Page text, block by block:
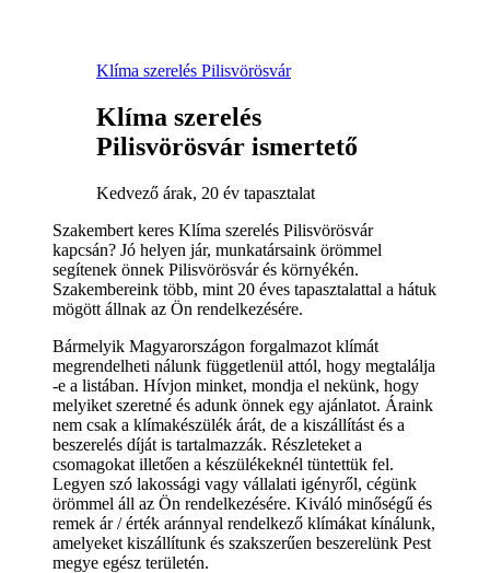
Klíma szerelés Pilisvörösvár
Klíma szerelés
Pilisvörösvár ismertető
Kedvező árak, 20 év tapasztalat
Szakembert keres Klíma szerelés Pilisvörösvár
kapcsán? Jó helyen jár, munkatársaink örömmel
segítenek önnek Pilisvörösvár és környékén.
Szakembereink több, mint 20 éves tapasztalattal a hátuk
mögött állnak az Ön rendelkezésére.
Bármelyik Magyarországon forgalmazot klímát
megrendelheti nálunk függetlenül attól, hogy megtalálja
-e a listában. Hívjon minket, mondja el nekünk, hogy
melyiket szeretné és adunk önnek egy ajánlatot. Áraink
nem csak a klímakészülék árát, de a kiszállítást és a
beszerelés díját is tartalmazzák. Részleteket a
csomagokat illetően a készülékeknél tüntettük fel.
Legyen szó lakossági vagy vállalati igényről, cégünk
örömmel áll az Ön rendelkezésére. Kiváló minőségű és
remek ár / érték aránnyal rendelkező klímákat kínálunk,
amelyeket kiszállítunk és szakszerűen beszerelünk Pest
megye egész területén.